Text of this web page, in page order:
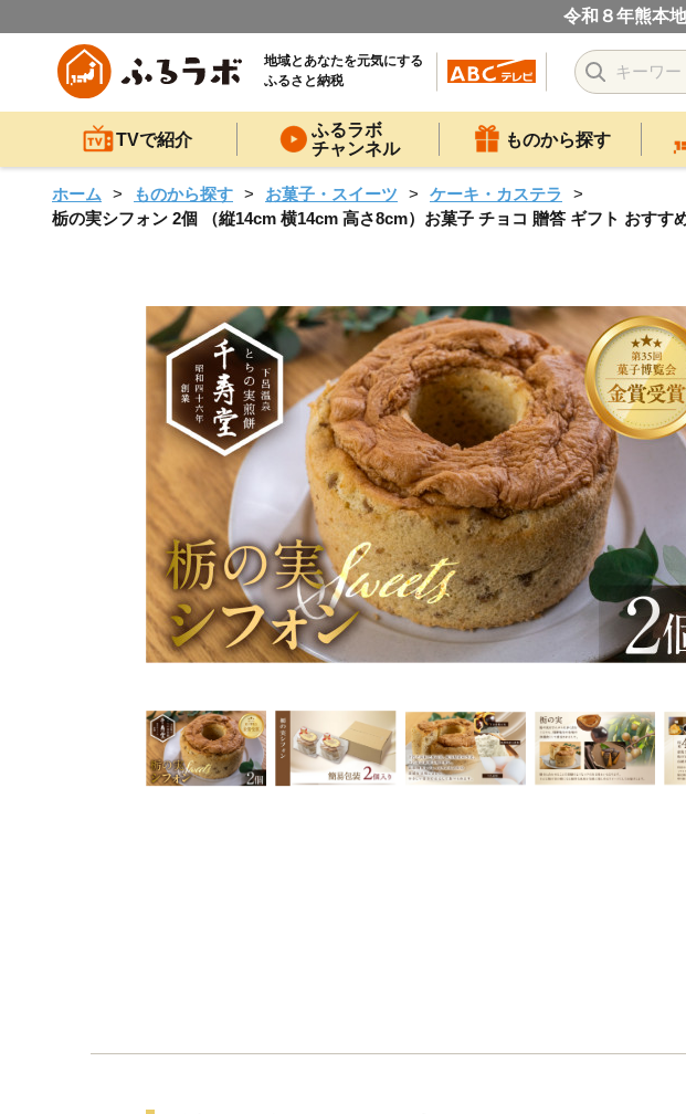
令和８年熊本
地域とあなたを元気にする
ふるさと納税
TVで紹介
ふるラボ
チャンネル
ものから探す
ホーム ものから探す お菓子・スイーツ
ケーキ・カステラ
栃の実シフォン 2個 （縦14cm 横14cm 高さ8cm）お菓子 チョコ 贈答 ギフト おすす